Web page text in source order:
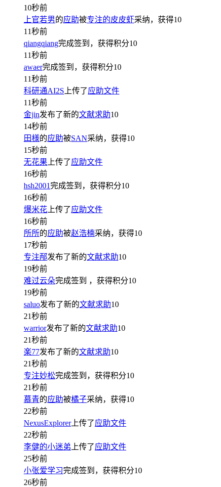
10秒前
上官若男的应助被专注的皮皮虾采纳，获得10
11秒前
qiangqiang完成签到，获得积分10
11秒前
awaer完成签到，获得积分10
11秒前
科研通AI2S 上传了应助文件
11秒前
金jin发布了新的文献求助10
14秒前
田様的应助被SAN采纳，获得10
15秒前
无花果 上传了应助文件
16秒前
hsh2001完成签到，获得积分10
16秒前
爆米花 上传了应助文件
16秒前
所所的应助被赵浩楠采纳，获得10
17秒前
专注邴发布了新的文献求助10
19秒前
难过云朵完成签到 ，获得积分10
19秒前
saluo发布了新的文献求助10
21秒前
warrior发布了新的文献求助10
21秒前
楽77发布了新的文献求助10
21秒前
专注妙松完成签到，获得积分10
21秒前
慕青的应助被橘子采纳，获得10
22秒前
NexusExplorer上传了应助文件
22秒前
李健的小迷弟 上传了应助文件
25秒前
小张爱学习完成签到，获得积分10
26秒前